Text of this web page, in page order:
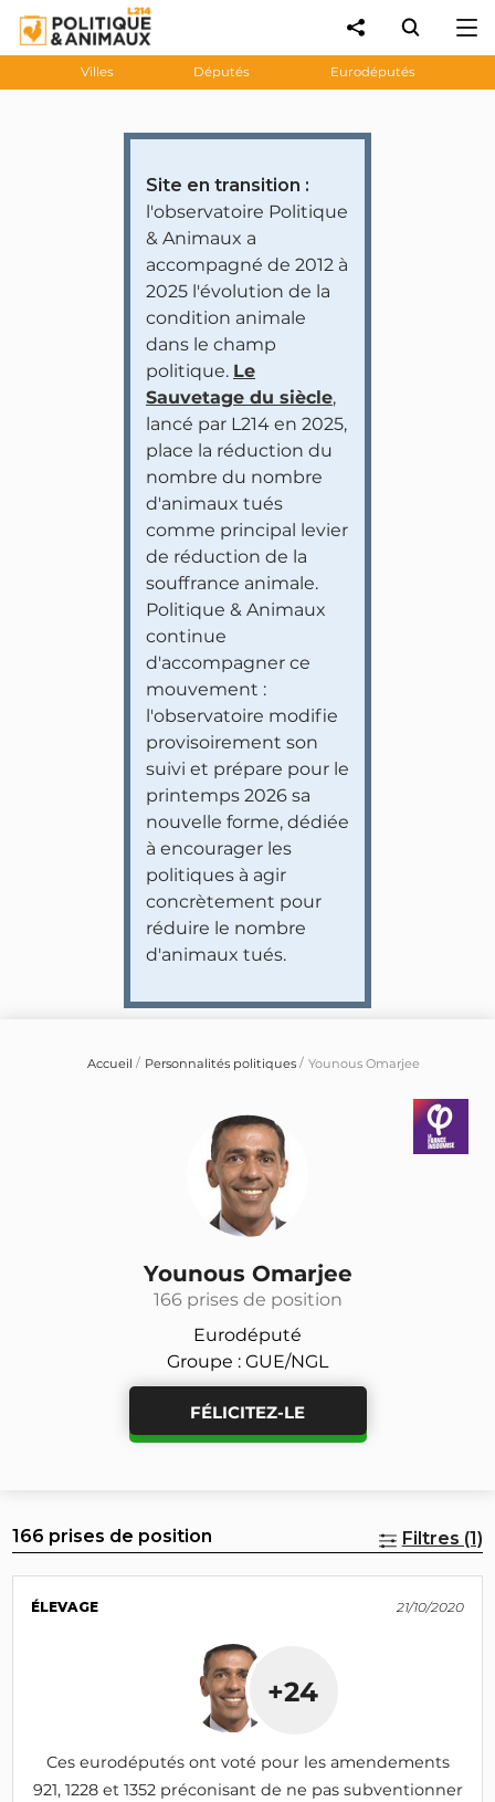
Villes Députés Eurodéputés
Site en transition :
l'observatoire Politique
& Animaux a
accompagné de 2012 à
2025 l'évolution de la
condition animale
dans le champ
politique. Le
Sauvetage du siècle,
lancé par L214 en 2025,
place la réduction du
nombre du nombre
d'animaux tués
comme principal levier
de réduction de la
souffrance animale.
Politique & Animaux
continue
d'accompagner ce
mouvement :
l'observatoire modifie
provisoirement son
suivi et prépare pour le
printemps 2026 sa
nouvelle forme, dédiée
à encourager les
politiques à agir
concrètement pour
réduire le nombre
d'animaux tués.
Accueil Personnalités politiques Younous Omarjee
Younous Omarjee
166 prises de position
Eurodéputé
Groupe : GUE/NGL
FÉLICITEZ-LE
166 prises de position Filtres (1)
ÉLEVAGE 21/10/2020
+24
Ces eurodéputés ont voté pour les amendements
921, 1228 et 1352 préconisant de ne pas subventionner